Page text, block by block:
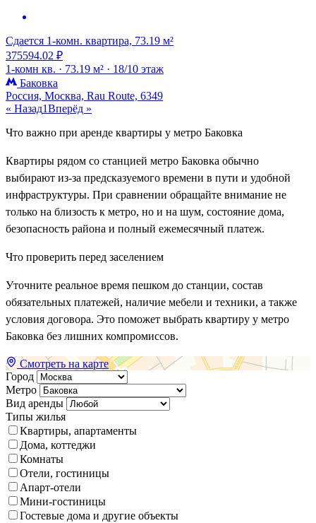
Сдается 1-комн. квартира, 73.19 м²
375594.02 ₽
1-комн кв. · 73.19 м² · 18/10 этаж
Баковка
Россия, Москва, Rau Route, 6349
« Назад1Вперёд »
Что важно при аренде квартиры у метро Баковка
Квартиры рядом со станцией метро Баковка обычно
выбирают из-за предсказуемого времени в пути и удобной
инфраструктуры. При сравнении обращайте внимание не
только на близость к метро, но и на шум, состояние дома,
безопасность района и полный ежемесячный платеж.
Что проверить перед заселением
Уточните реальное время пешком до станции, состав
обязательных платежей, наличие мебели и техники, а также
условия договора. Это поможет выбрать квартиру у метро
Баковка без лишних компромиссов.
Смотреть на карте
Город
Метро
Вид аренды
Типы жилья
Квартиры, апартаменты
Дома, коттеджи
Комнаты
Отели, гостиницы
Апарт-отели
Мини-гостиницы
Гостевые дома и другие объекты